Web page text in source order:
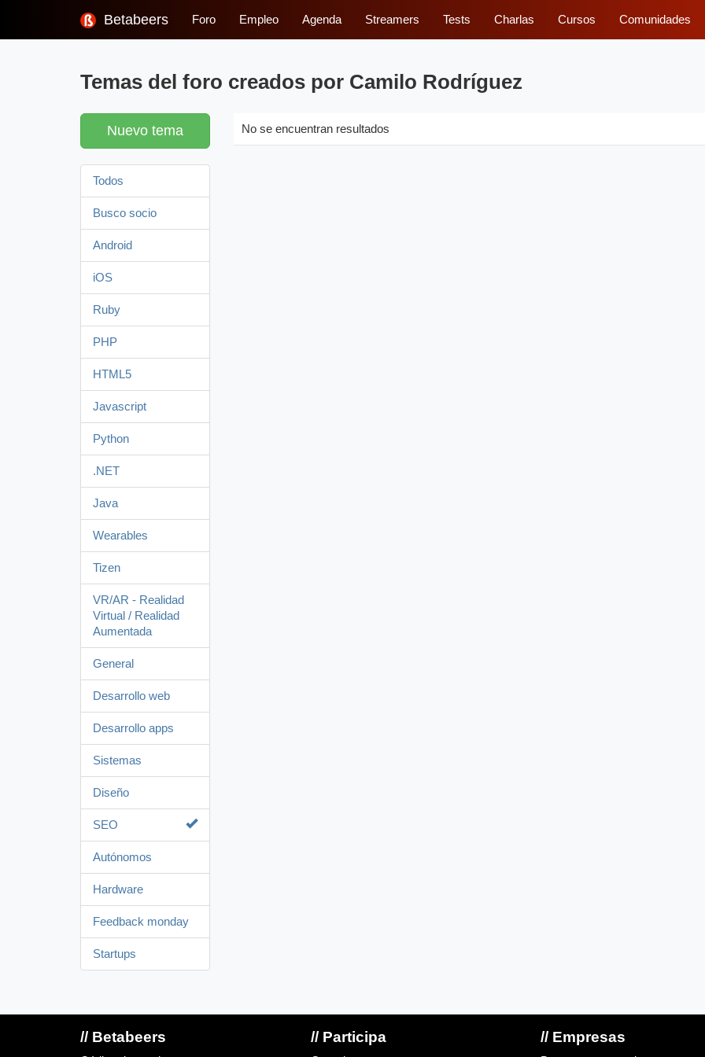
Betabeers Foro Empleo Agenda Streamers Tests Charlas Cursos Comunidades
Temas del foro creados por Camilo Rodríguez
Nuevo tema
Todos
Busco socio
Android
iOS
Ruby
PHP
HTML5
Javascript
Python
.NET
Java
Wearables
Tizen
VR/AR - Realidad
Virtual / Realidad
Aumentada
General
Desarrollo web
Desarrollo apps
Sistemas
Diseño
SEO
Autónomos
Hardware
Feedback monday
Startups
No se encuentran resultados
// Betabeers // Participa // Empresas